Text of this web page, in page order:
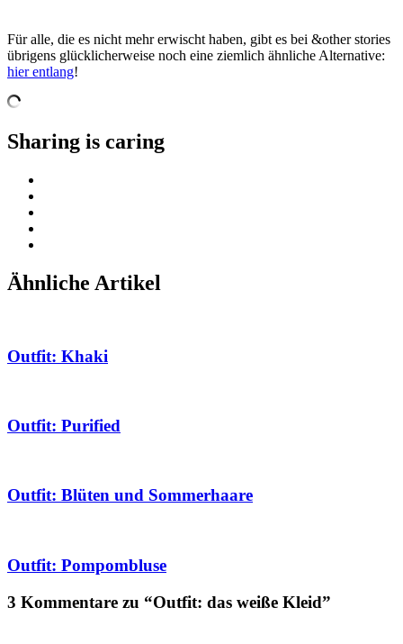
Für alle, die es nicht mehr erwischt haben, gibt es bei &other stories
übrigens glücklicherweise noch eine ziemlich ähnliche Alternative:
hier entlang!
Sharing is caring
Ähnliche Artikel
Outfit: Khaki
Outfit: Purified
Outfit: Blüten und Sommerhaare
Outfit: Pompombluse
3 Kommentare zu “Outfit: das weiße Kleid”